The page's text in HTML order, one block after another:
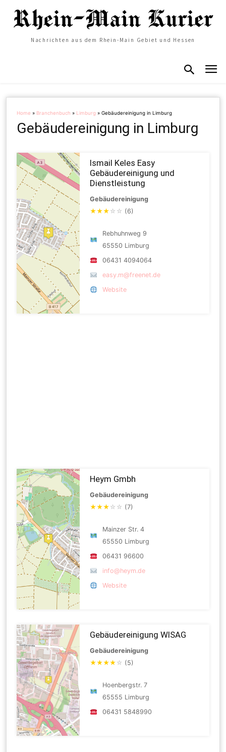
Nachrichten aus dem Rhein-Main Gebiet und Hessen
Home » Branchenbuch » Limburg »Gebäudereinigung in Limburg
Gebäudereinigung in Limburg
Ismail Keles Easy
Gebäudereinigung und
Dienstleistung
Gebäudereinigung
★★★ ☆ ☆ (6)
Rebhuhnweg 9
65550 Limburg
06431 4094064
easy.m@freenet.de
Website
Heym Gmbh
Gebäudereinigung
★★★ ☆ ☆ (7)
Mainzer Str. 4
65550 Limburg
06431 96600
info@heym.de
Website
Gebäudereinigung WISAG
Gebäudereinigung
★★★★ ☆ (5)
Hoenbergstr. 7
65555 Limburg
06431 5848990